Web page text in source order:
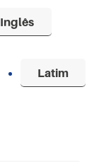
Inglês
Latim